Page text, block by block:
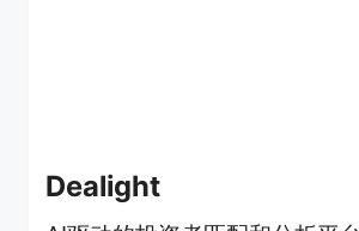
Dealight